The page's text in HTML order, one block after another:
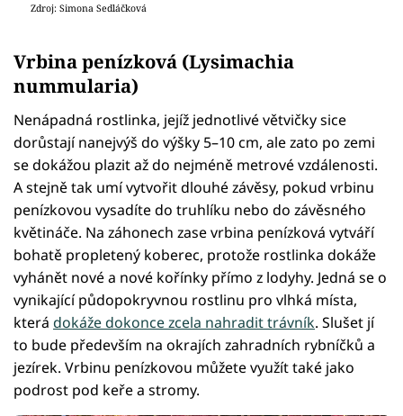
Zdroj: Simona Sedláčková
Vrbina penízková (Lysimachia
nummularia)
Nenápadná rostlinka, jejíž jednotlivé větvičky sice
dorůstají nanejvýš do výšky 5–10 cm, ale zato po zemi
se dokážou plazit až do nejméně metrové vzdálenosti.
A stejně tak umí vytvořit dlouhé závěsy, pokud vrbinu
penízkovou vysadíte do truhlíku nebo do závěsného
květináče. Na záhonech zase vrbina penízková vytváří
bohatě propletený koberec, protože rostlinka dokáže
vyhánět nové a nové kořínky přímo z lodyhy. Jedná se o
vynikající půdopokryvnou rostlinu pro vlhká místa,
která dokáže dokonce zcela nahradit trávník. Slušet jí
to bude především na okrajích zahradních rybníčků a
jezírek. Vrbinu penízkovou můžete využít také jako
podrost pod keře a stromy.